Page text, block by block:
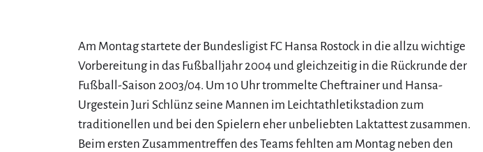
Am Montag startete der Bundesligist FC Hansa Rostock in die allzu wichtige
Vorbereitung in das Fußballjahr 2004 und gleichzeitig in die Rückrunde der
Fußball-Saison 2003/04. Um 10 Uhr trommelte Cheftrainer und Hansa-
Urgestein Juri Schlünz seine Mannen im Leichtathletikstadion zum
traditionellen und bei den Spielern eher unbeliebten Laktattest zusammen.
Beim ersten Zusammentreffen des Teams fehlten am Montag neben den